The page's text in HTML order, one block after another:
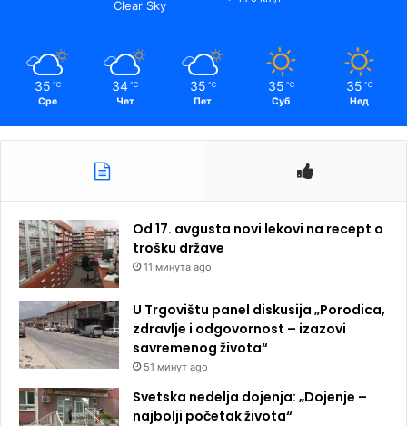
Clear Sky
35 ℃
Сре
34 ℃
Чет
35 ℃
Пет
35 ℃
Суб
35 ℃
Нед
Od 17. avgusta novi lekovi na recept o
trošku države
11 минута ago
U Trgovištu panel diskusija „Porodica,
zdravlje i odgovornost – izazovi
savremenog života“
51 минут ago
Svetska nedelja dojenja: „Dojenje –
najbolji početak života“